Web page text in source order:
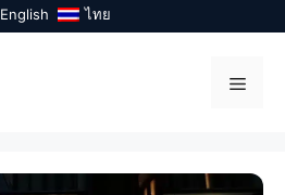
English ไทย